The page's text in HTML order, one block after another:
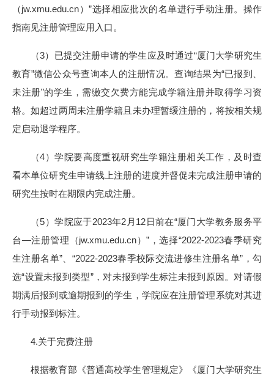
（jw.xmu.edu.cn）”选择相应批次的名单进行手动注册。操作
指南见注册管理应用入口。
（3）已提交注册申请的学生应及时通过“厦门大学研究生
教育”微信公众号查询本人的注册情况。查询结果为“已报到、
未注册”的学生，需缴交欠费方能完成学籍注册并取得学习资
格。如超过两周未注册学籍且未办理暂缓注册的，将按相关规
定启动退学程序。
（4）学院要高度重视研究生学籍注册相关工作，及时查
看本单位研究生申请线上注册的进度并督促未完成注册申请的
研究生按时在期限内完成注册。
（5）学院应于2023年2月12日前在“厦门大学教务服务平
台—注册管理（jw.xmu.edu.cn）”，选择“2022-2023春季研究
生注册名单”、“2022-2023春季校际交流进修生注册名单”，勾
选“设置未报到类型”，对未报到学生标注未报到原因。对请假
期满后报到或逾期报到的学生，学院应在注册管理系统对其进
行手动报到标注。
4.关于完费注册
根据教育部《普通高校学生管理规定》《厦门大学研究生